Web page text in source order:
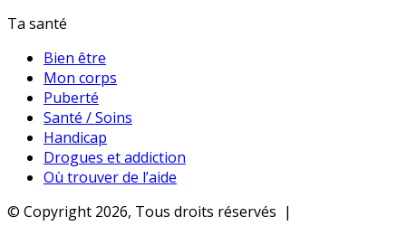
Ta santé
Bien être
Mon corps
Puberté
Santé / Soins
Handicap
Drogues et addiction
Où trouver de l’aide
© Copyright 2026, Tous droits réservés |